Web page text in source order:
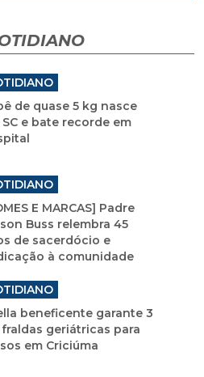
de quase 5 kg nasce
SC e bate recorde em
E MARCAS] Padre
Buss relembra 45
de sacerdócio e
à comunidade
beneficente garante 3
geriátricas para
em Criciúma